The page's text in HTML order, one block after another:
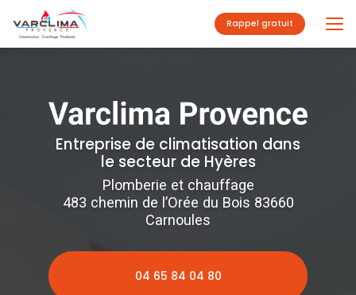
au
contenu
principal
Rappel gratuit
Entreprise de climatisation dans
le secteur de Hyères
Plomberie et chauffage
483 chemin de l’Orée du Bois 83660
Carnoules
04 65 84 04 80